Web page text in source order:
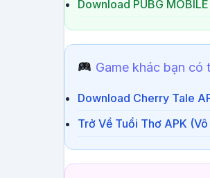
Download PUBG
Game khác bạn có
Download Cherry Tale
Trở Về Tuổi Thơ APK